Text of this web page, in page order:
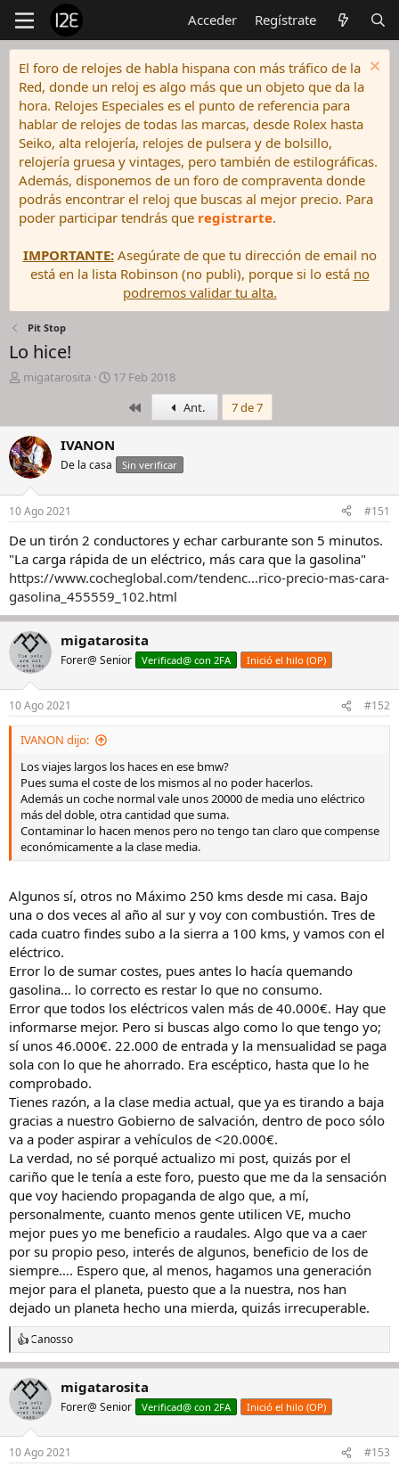
Acceder Regístrate
El foro de relojes de habla hispana con más tráfico de la
Red, donde un reloj es algo más que un objeto que da la
hora. Relojes Especiales es el punto de referencia para
hablar de relojes de todas las marcas, desde Rolex hasta
Seiko, alta relojería, relojes de pulsera y de bolsillo,
relojería gruesa y vintages, pero también de estilográficas.
Además, disponemos de un foro de compraventa donde
podrás encontrar el reloj que buscas al mejor precio. Para
poder participar tendrás que registrarte.
IMPORTANTE:Asegúrate de que tu dirección de email no
está en la lista Robinson (no publi), porque si lo está no
podremos validar tu alta.
Pit Stop
Lo hice!
I
c
i
a
d
o
r
d
e
h
i
l
o
migatarosita
F
h
a
d
e
i
c
o
17 Feb 2018
PrimeroAnt. 7 de 7
IVANON
De la casa Sin verificar
10 Ago 2021 #151
De un tirón 2 conductores y echar carburante son 5 minutos.
"La carga rápida de un eléctrico, más cara que la gasolina"
https://www.cocheglobal.com/tendenc...rico-precio-mas-cara-
gasolina_455559_102.html
migatarosita
Forer@ Senior Verificad@ con 2FA Inició el hilo (OP)
10 Ago 2021 #152
IVANON dijo:
Los viajes largos los haces en ese bmw?
Pues suma el coste de los mismos al no poder hacerlos.
Además un coche normal vale unos 20000 de media uno eléctrico
más del doble, otra cantidad que suma.
Contaminar lo hacen menos pero no tengo tan claro que compense
económicamente a la clase media.
Algunos sí, otros no Máximo 250 kms desde mi casa. Bajo
una o dos veces al año al sur y voy con combustión. Tres de
cada cuatro findes subo a la sierra a 100 kms, y vamos con el
eléctrico.
Error lo de sumar costes, pues antes lo hacía quemando
gasolina… lo correcto es restar lo que no consumo.
Error que todos los eléctricos valen más de 40.000€. Hay que
informarse mejor. Pero si buscas algo como lo que tengo yo;
sí unos 46.000€. 22.000 de entrada y la mensualidad se paga
sola con lo que he ahorrado. Era escéptico, hasta que lo he
comprobado.
Tienes razón, a la clase media actual, que ya es tirando a baja
gracias a nuestro Gobierno de salvación, dentro de poco sólo
va a poder aspirar a vehículos de <20.000€.
La verdad, no sé porqué actualizo mi post, quizás por el
cariño que le tenía a este foro, puesto que me da la sensación
que voy haciendo propaganda de algo que, a mí,
personalmente, cuanto menos gente utilicen VE, mucho
mejor pues yo me beneficio a raudales. Algo que va a caer
por su propio peso, interés de algunos, beneficio de los de
siempre…. Espero que, al menos, hagamos una generación
mejor para el planeta, puesto que a la nuestra, nos han
dejado un planeta hecho una mierda, quizás irrecuperable.
R
e
a
c
c
i
e
Canosso
migatarosita
Forer@ Senior Verificad@ con 2FA Inició el hilo (OP)
10 Ago 2021 #153